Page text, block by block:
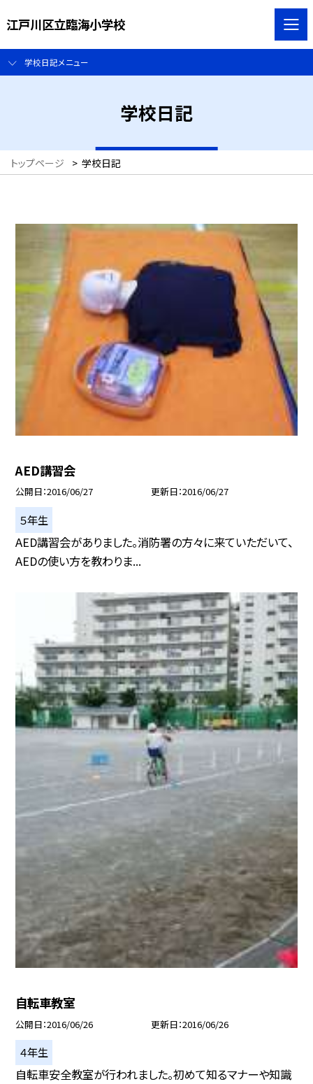
江戸川区立臨海小学校
学校日記メニュー
学校日記
トップページ > 学校日記
AED講習会
公開日 2016/06/27 更新日 2016/06/27
５年生
AED講習会がありました。消防署の方々に来ていただいて、
AEDの使い方を教わりま...
自転車教室
公開日 2016/06/26 更新日 2016/06/26
４年生
自転車安全教室が行われました。初めて知るマナーや知識